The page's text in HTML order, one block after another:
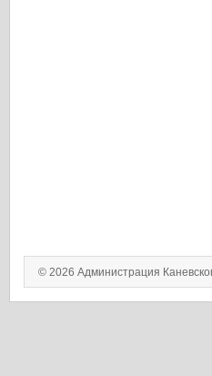
© 2026 Администрация